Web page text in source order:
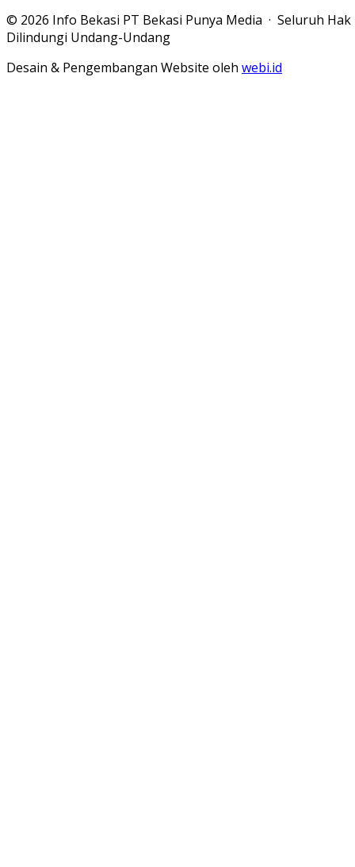
© 2026 Info Bekasi PT Bekasi Punya Media · Seluruh Hak
Dilindungi Undang-Undang
Desain & Pengembangan Website oleh webi.id